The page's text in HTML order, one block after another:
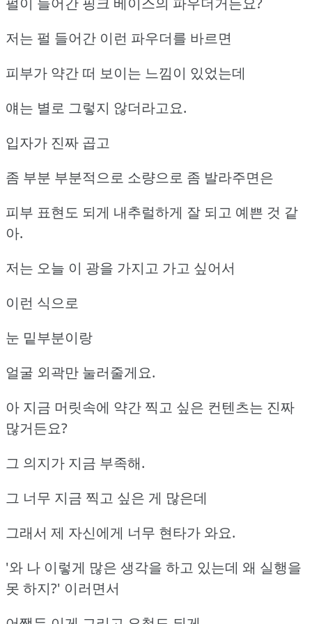
저는 펄 들어간 이런 파우더를 바르면
피부가 약간 떠 보이는 느낌이 있었는데
얘는 별로 그렇지 않더라고요.
입자가 진짜 곱고
좀 부분 부분적으로 소량으로 좀 발라주면은
피부 표현도 되게 내추럴하게 잘 되고 예쁜 것 같
아.
저는 오늘 이 광을 가지고 가고 싶어서
이런 식으로
눈 밑부분이랑
얼굴 외곽만 눌러줄게요.
아 지금 머릿속에 약간 찍고 싶은 컨텐츠는 진짜
많거든요?
그 의지가 지금 부족해.
그 너무 지금 찍고 싶은 게 많은데
그래서 제 자신에게 너무 현타가 와요.
'와 나 이렇게 많은 생각을 하고 있는데 왜 실행을
못 하지?' 이러면서